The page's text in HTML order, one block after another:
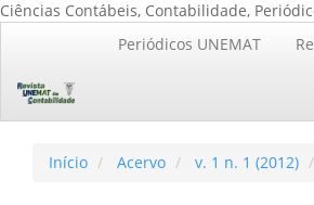
Ciências Contábeis, Contabilidade,
principal
Barra
Periódicos UNEMAT
Início Acervo v. 1 n. 1 (2012)